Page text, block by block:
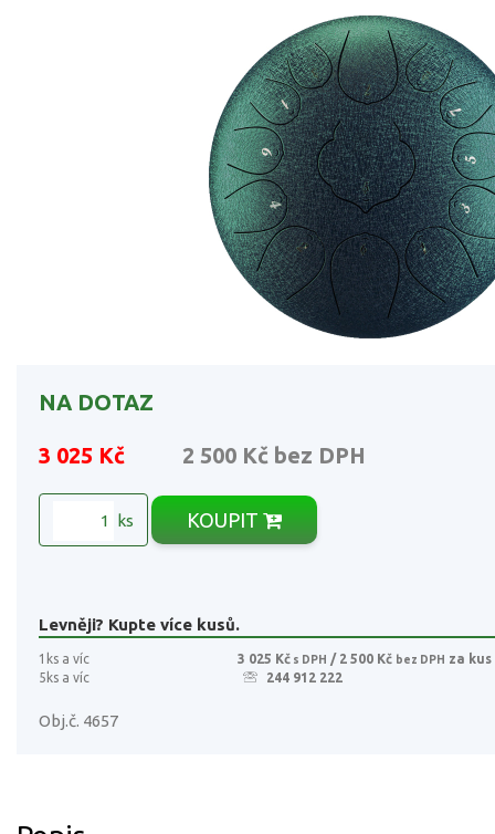
NA DOTAZ
3 025 Kč 2 500 Kč bez DPH
ks KOUPIT
Levněji? Kupte více kusů.
1ks a víc 3 025 Kč s DPH / 2 500 Kč bez DPH za kus
5ks a víc
244 912 222
Obj.č. 4657